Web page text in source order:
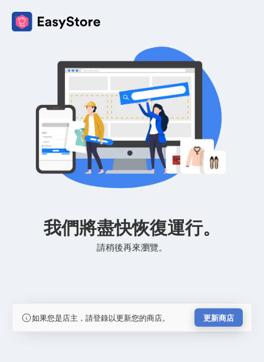
我們將盡快恢復運行。
請稍後再來瀏覽。
如果您是店主，請登錄以更新您的商店。 更新商店